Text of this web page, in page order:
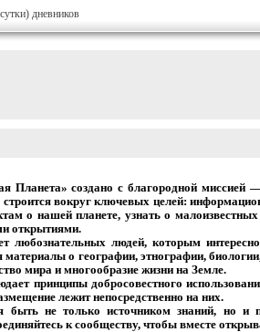
дневников
Планета» создано с благородной миссией —
строитсявокругключевых целей:
о нашейпланете, узнатьо малоизвестных
открытиями.
любознательныхлюдей,которыминтересно
материалы о географии,этнографии,
мира и многообразие жизни на Земле.
принципыдобросовестного
лежитнепосредственно на них.
бытьнетолько источником знаний, но и
ксообществу, чтобы вместе